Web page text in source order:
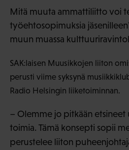
Mitä muuta ammattiliitto voi
työehtosopimuksia
muun muassa
SAK:laisen Muusikkojen liiton
perusti viime syksynä
Radio Helsingin liiketoiminnan.
– Olemme jo pitkään etsineet
toimia. Tämä konsepti sopii
perustelee liiton